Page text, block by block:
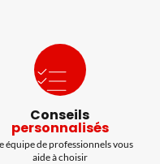
Conseils
personnalisés
équipe de professionnels vous
aide à choisir